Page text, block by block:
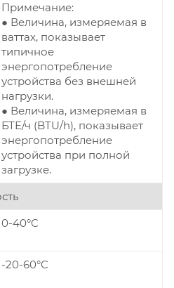
Примечание:
● Величина, измеряемая в
ваттах, показывает
типичное
энергопотребление
устройства без внешней
нагрузки.
● Величина, измеряемая в
БТЕ/ч (BTU/h), показывает
энергопотребление
устройства при полной
загрузке.
0-40°C
-20-60°C